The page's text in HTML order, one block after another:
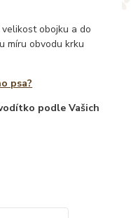
obojku a do
míru obvodu krku
psa?
podle Vašich